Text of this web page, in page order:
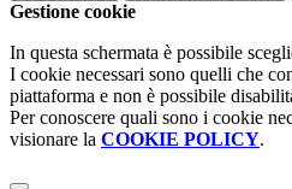
Gestione cookie
In questa schermata è possibile
I cookie necessari sono quelli che
piattaforma e non è possibile
Per conoscere quali sono i cookie
visionare la COOKIE POLICY.